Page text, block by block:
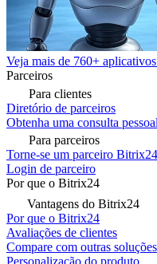
Veja mais de 760+
Parceiros
Para clientes
Diretório de parceiros
Obtenha uma consulta pessoal
Para parceiros
Torne-se um parceiro Bitrix24
Login de parceiro
Por que o Bitrix24
Vantagens do Bitrix24
Por que o Bitrix24
Avaliações de clientes
Compare com outras soluções
Personalização do produto